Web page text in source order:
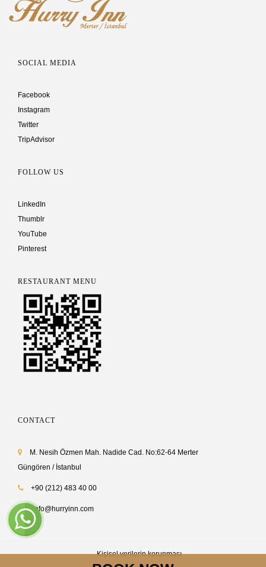
SOCIAL MEDIA
Facebook
Instagram
Twitter
TripAdvisor
FOLLOW US
LinkedIn
Thumblr
YouTube
Pinterest
RESTAURANT MENU
CONTACT
M. Nesih Özmen Mah. Nadide Cad. No:62-64 Merter
Güngören / İstanbul
+90 (212) 483 40 00
info@hurryinn.com
Kişisel verilerin korunması